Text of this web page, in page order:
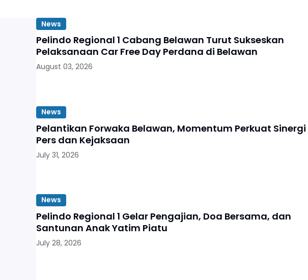
News
Pelindo Regional 1 Cabang Belawan Turut Sukseskan
Pelaksanaan Car Free Day Perdana di Belawan
August 03, 2026
News
Pelantikan Forwaka Belawan, Momentum Perkuat Sinergi
Pers dan Kejaksaan
July 31, 2026
News
Pelindo Regional 1 Gelar Pengajian, Doa Bersama, dan
Santunan Anak Yatim Piatu
July 28, 2026